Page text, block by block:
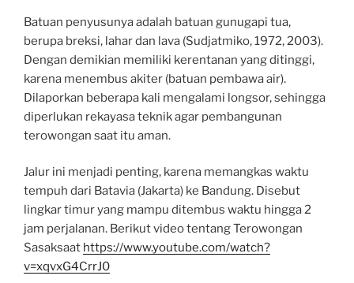
Batuan penyusunya adalah batuan gunugapi tua,
berupa breksi, lahar dan lava (Sudjatmiko, 1972, 2003).
Dengan demikian memiliki kerentanan yang ditinggi,
karena menembus akiter (batuan pembawa air).
Dilaporkan beberapa kali mengalami longsor, sehingga
diperlukan rekayasa teknik agar pembangunan
terowongan saat itu aman.
Jalur ini menjadi penting, karena memangkas waktu
tempuh dari Batavia (Jakarta) ke Bandung. Disebut
lingkar timur yang mampu ditembus waktu hingga 2
jam perjalanan. Berikut video tentang Terowongan
Sasaksaat https://www.youtube.com/watch?
v=xqvxG4CrrJ0